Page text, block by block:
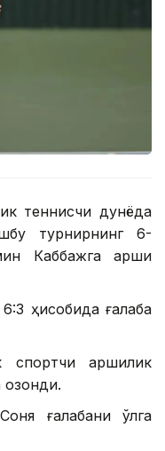
теннисчи дунёда
турнирнинг 6-
Каббажга қарши
ҳисобида ғалаба
қаршилик
ғалабани қўлга